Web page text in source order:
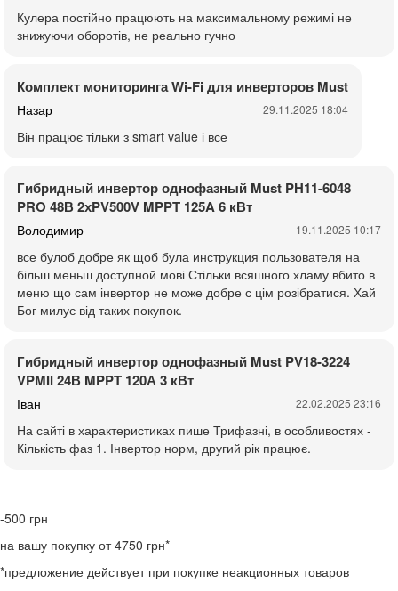
Кулера постійно працюють на максимальному режимі не
знижуючи оборотів, не реально гучно
Комплект мониторинга Wi-Fi для инверторов Must
Назар 29.11.2025 18:04
Він працює тільки з smart value і все
Гибридный инвертор однофазный Must PH11-6048
PRO 48В 2хPV500V MPPT 125A 6 кВт
Володимир 19.11.2025 10:17
все булоб добре як щоб була инструкция пользователя на
більш меньш доступной мові Стільки всяшного хламу вбито в
меню що сам інвертор не може добре с цім розібратися. Хай
Бог милує від таких покупок.
Гибридный инвертор однофазный Must PV18-3224
VPMII 24В MPPT 120А 3 кВт
Іван 22.02.2025 23:16
На сайті в характеристиках пише Трифазні, в особливостях -
Кількість фаз 1. Інвертор норм, другий рік працює.
-500 грн
на вашу покупку от 4750 грн*
*предложение действует при покупке неакционных товаров